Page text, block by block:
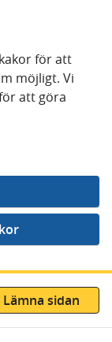
för att
möjligt. Vi
att göra
Lämna sidan